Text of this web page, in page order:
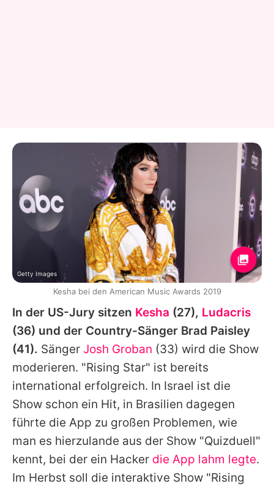
In der US-Jury sitzen Kesha (27), Ludacris
(36) und der Country-Sänger Brad Paisley
(41). Sänger Josh Groban (33) wird die Show
moderieren. "Rising Star" ist bereits
international erfolgreich. In Israel ist die
Show schon ein Hit, in Brasilien dagegen
führte die App zu großen Problemen, wie
man es hierzulande aus der Show "Quizduell"
kennt, bei der ein Hacker die App lahm legte.
Im Herbst soll die interaktive Show "Rising
Getty Images
Kesha bei den American Music Awards 2019